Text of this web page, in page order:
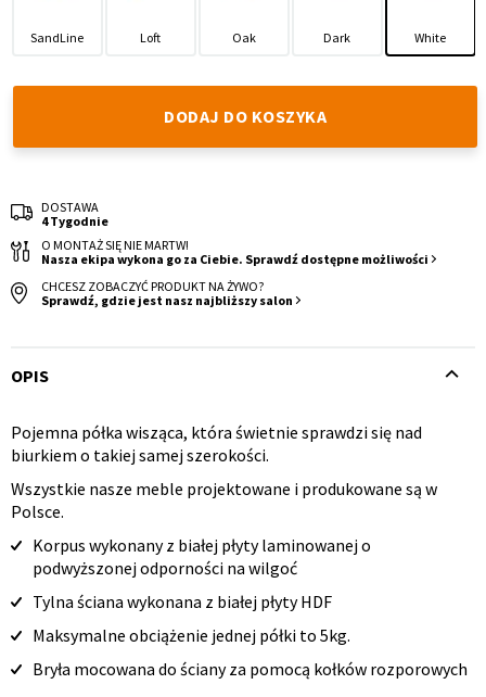
SandLine Loft Oak Dark White
DODAJ DO KOSZYKA
DOSTAWA
4 Tygodnie
O MONTAŻ SIĘ NIE MARTW!
Nasza ekipa wykona go za Ciebie. Sprawdź dostępne możliwości
CHCESZ ZOBACZYĆ PRODUKT NA ŻYWO?
Sprawdź, gdzie jest nasz najbliższy salon
OPIS
Opis
produktu
Pojemna półka wisząca, która świetnie sprawdzi się nad
biurkiem o takiej samej szerokości.
Wszystkie nasze meble projektowane i produkowane są w
Polsce.
Korpus wykonany z białej płyty laminowanej o
podwyższonej odporności na wilgoć
Tylna ściana wykonana z białej płyty HDF
Maksymalne obciążenie jednej półki to 5kg.
Bryła mocowana do ściany za pomocą kołków rozporowych